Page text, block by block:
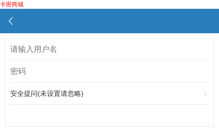
卡密商城
安全提问(未设置请忽略)